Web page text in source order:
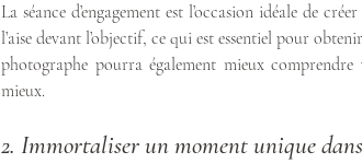
La séance d’engagement est l’occasion idéale de
l’aise devant l’objectif, ce qui est essentiel pour
photographe pourra également mieux
mieux.
2. Immortaliser un moment unique